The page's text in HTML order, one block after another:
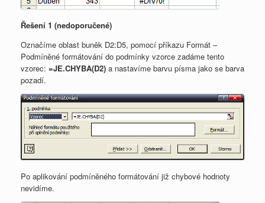
Řešení 1 (nedoporučené)
Označíme oblast buněk D2:D5, pomocí příkazu Formát –
Podmíněné formátování do podmínky vzorce zadáme tento
vzorec: =JE.CHYBA(D2) a nastavíme barvu písma jako se barva
pozadí.
Po aplikování podmíněného formátování již chybové hodnoty
nevidíme.